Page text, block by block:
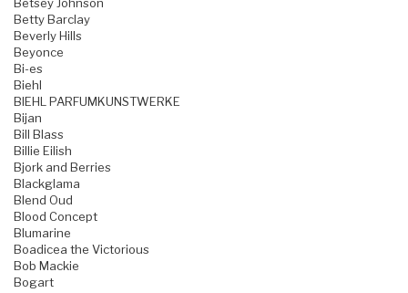
Betsey Johnson
Betty Barclay
Beverly Hills
Beyonce
Bi-es
Biehl
BIEHL PARFUMKUNSTWERKE
Bijan
Bill Blass
Billie Eilish
Bjork and Berries
Blackglama
Blend Oud
Blood Concept
Blumarine
Boadicea the Victorious
Bob Mackie
Bogart